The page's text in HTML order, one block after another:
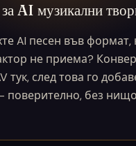
AI музикални
AI песен във формат,
не приема?
тук, след това го
поверително, без